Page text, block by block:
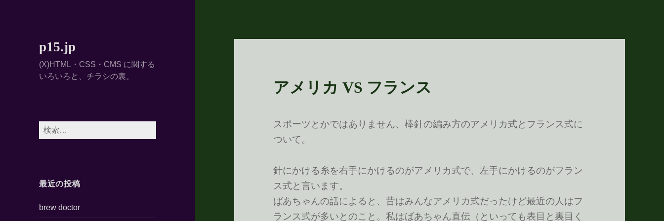
p15.jp
(X)HTML・CSS・CMS に関する
いろいろと、チラシの裏。
検
索:
最近の投稿
brew doctor
アメリカ VS フランス
スポーツとかではありません、棒針の編み方のアメリカ式とフランス式に
ついて。
針にかける糸を右手にかけるのがアメリカ式で、左手にかけるのがフラン
ス式と言います。
ばあちゃんの話によると、昔はみんなアメリカ式だったけど最近の人はフ
ランス式が多いとのこと。私はばあちゃん直伝（といっても表目と裏目く